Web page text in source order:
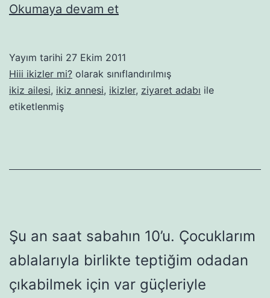
Okumaya devam etİkiz
edecekler
aman
Yayım tarihi 27 Ekim 2011
Hiii ikizler mi? olarak sınıflandırılmış
ikiz ailesi, ikiz annesi, ikizler, ziyaret adabı ile
etiketlenmiş
Şu an saat sabahın 10’u. Çocuklarım
ablalarıyla birlikte teptiğim odadan
çıkabilmek için var güçleriyle